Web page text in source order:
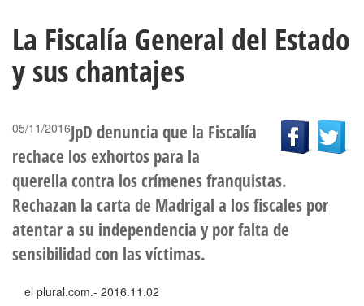
La Fiscalía General del Estado
y sus chantajes
05/11/2016JpD denuncia que la Fiscalía
rechace los exhortos para la
querella contra los crímenes franquistas.
Rechazan la carta de Madrigal a los fiscales por
atentar a su independencia y por falta de
sensibilidad con las víctimas.
el plural.com.- 2016.11.02